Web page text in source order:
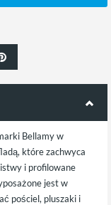
Bellamy w
które zachwyca
i profilowane
jest w
pościel, pluszaki i